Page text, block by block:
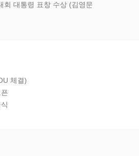
회 대통령 표창 수상 (김영문
체결)